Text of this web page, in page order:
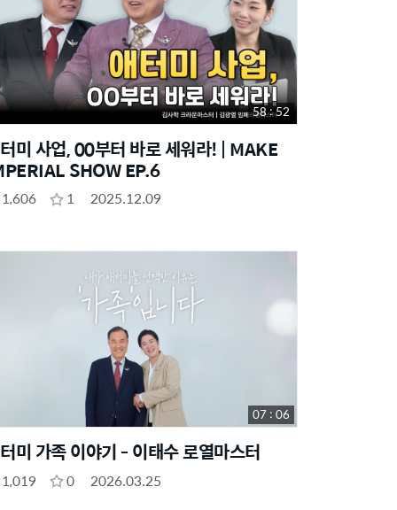
미 사업, 00부터 바로 세워라! | MAKE
SHOW EP.6
1,606 1 2025.12.09
58 : 52
미 가족 이야기 - 이태수 로열마스터
1,019 0 2026.03.25
07 : 06